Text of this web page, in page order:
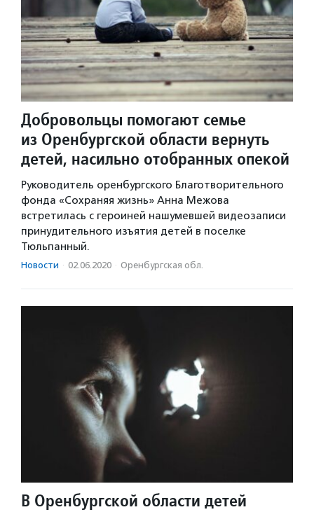
Добровольцы помогают семье
из Оренбургской области вернуть
детей, насильно отобранных опекой
Руководитель оренбургского Благотворительного
фонда «Сохраняя жизнь» Анна Межова
встретилась с героиней нашумевшей видеозаписи
принудительного изъятия детей в поселке
Тюльпанный.
Новости · 02.06.2020 · Оренбургская обл.
В Оренбургской области детей